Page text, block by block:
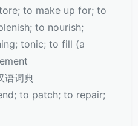
to make up for; to
to nourish;
tonic; to fill (a
语词典
to patch; to repair;